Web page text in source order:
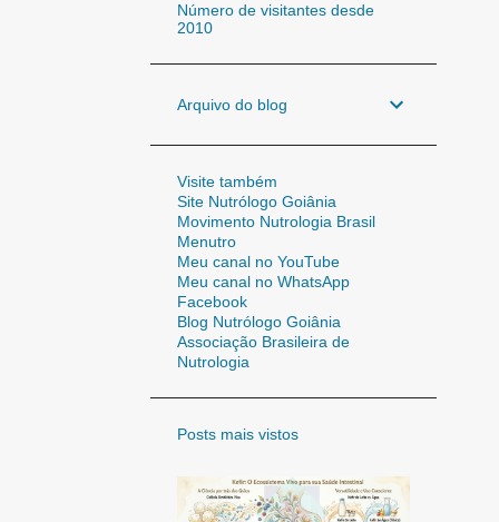
Número de visitantes desde
2010
Arquivo do blog
Visite também
Site Nutrólogo Goiânia
Movimento Nutrologia Brasil
Menutro
Meu canal no YouTube
Meu canal no WhatsApp
Facebook
Blog Nutrólogo Goiânia
Associação Brasileira de
Nutrologia
Posts mais vistos